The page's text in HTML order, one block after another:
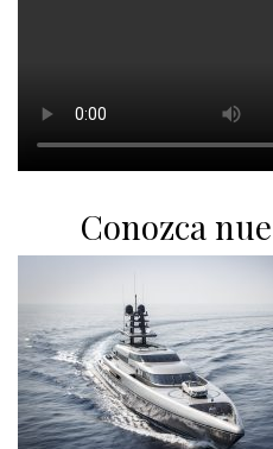
Conozca